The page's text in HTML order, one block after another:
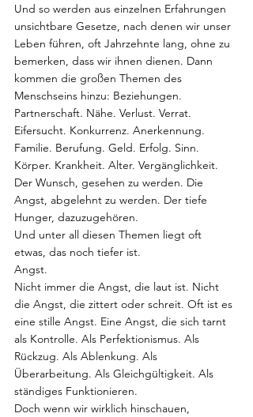
Und so werden aus einzelnen Erfahrungen
unsichtbare Gesetze, nach denen wir unser
Leben führen, oft Jahrzehnte lang, ohne zu
bemerken, dass wir ihnen dienen. Dann
kommen die großen Themen des
Menschseins hinzu: Beziehungen.
Partnerschaft. Nähe. Verlust. Verrat.
Eifersucht. Konkurrenz. Anerkennung.
Familie. Berufung. Geld. Erfolg. Sinn.
Körper. Krankheit. Alter. Vergänglichkeit.
Der Wunsch, gesehen zu werden. Die
Angst, abgelehnt zu werden. Der tiefe
Hunger, dazuzugehören.
Und unter all diesen Themen liegt oft
etwas, das noch tiefer ist.
Angst.
Nicht immer die Angst, die laut ist. Nicht
die Angst, die zittert oder schreit. Oft ist es
eine stille Angst. Eine Angst, die sich tarnt
als Kontrolle. Als Perfektionismus. Als
Rückzug. Als Ablenkung. Als
Überarbeitung. Als Gleichgültigkeit. Als
ständiges Funktionieren.
Doch wenn wir wirklich hinschauen,